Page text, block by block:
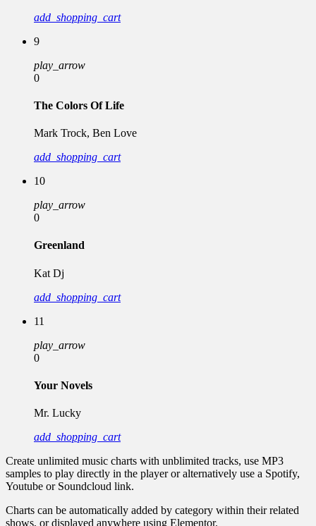
add_shopping_cart
9
play_arrow
0
The Colors Of Life
Mark Trock, Ben Love
add_shopping_cart
10
play_arrow
0
Greenland
Kat Dj
add_shopping_cart
11
play_arrow
0
Your Novels
Mr. Lucky
add_shopping_cart
Create unlimited music charts with unblimited tracks, use MP3
samples to play directly in the player or alternatively use a Spotify,
Youtube or Soundcloud link.
Charts can be automatically added by category within their related
shows, or displayed anywhere using Elementor.